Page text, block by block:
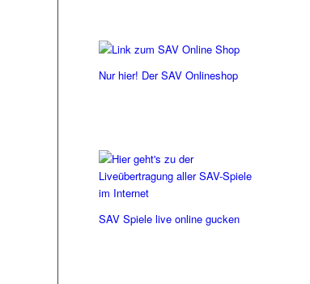
Nur hier! Der SAV Onlineshop
SAV Spiele live online gucken